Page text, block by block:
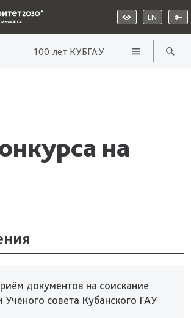
EN
100 лет КУБГАУ
на
документов на соискание
Учёного совета Кубанского ГАУ